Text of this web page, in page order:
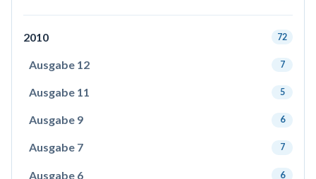
2010 72
Ausgabe 12 7
Ausgabe 11 5
Ausgabe 9 6
Ausgabe 7 7
Ausgabe 6 6